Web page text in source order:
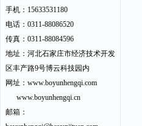
手机：15633531180
电话：0311-88086520
传真：0311-88084596
地址：河北石家庄市经济技术开发
区丰产路9号博云科技园内
网址：www.boyunhengqi.com
www.boyunhengqi.cn
邮箱：